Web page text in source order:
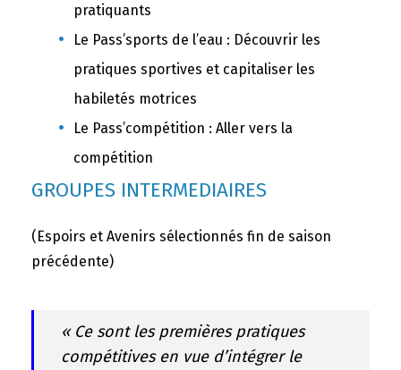
pratiquants
Le Pass’sports de l’eau : Découvrir les
pratiques sportives et capitaliser les
habiletés motrices
Le Pass’compétition : Aller vers la
compétition
GROUPES INTERMEDIAIRES
(Espoirs et Avenirs sélectionnés fin de saison
précédente)
« Ce sont les premières pratiques
compétitives en vue d’intégrer le